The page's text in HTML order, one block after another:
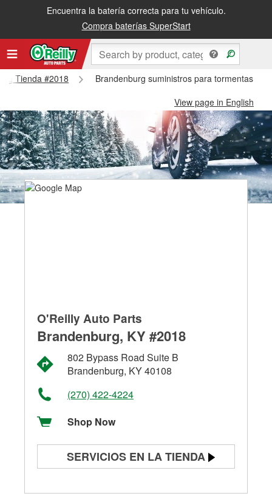
Encuentra la batería correcta para tu vehículo.
Compra baterías SuperStart
Tienda #2018
Brandenburg suministros para tormentas de
View page in English
O'Reilly Auto Parts
Brandenburg, KY #2018
802 Bypass Road Suite B
Brandenburg, KY 40108
(270) 422-4224
Shop Now
SERVICIOS EN LA TIENDA